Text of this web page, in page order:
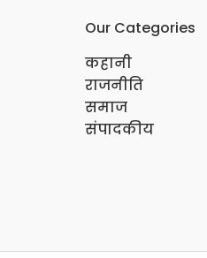
Our Categories
कहानी
राजनीति
समाज
संपादकीय